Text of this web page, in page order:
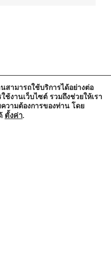
รส่วนตำบลวัดตูม
ยุธยา จังหวัดพระนครศรีอยุธยา
สามารถใช้บริการได้อย่างต่อ
ช้งานเว็บไซต์ รวมถึงช่วยให้เรา
วามต้องการของท่าน โดย
ตั้งค่า.